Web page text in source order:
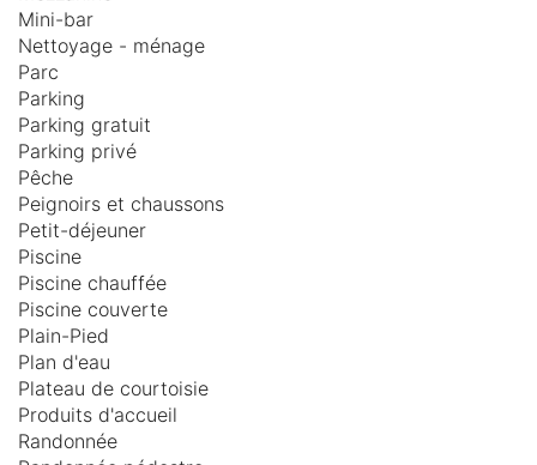
Mini-bar
Nettoyage - ménage
Parc
Parking
Parking gratuit
Parking privé
Pêche
Peignoirs et chaussons
Petit-déjeuner
Piscine
Piscine chauffée
Piscine couverte
Plain-Pied
Plan d'eau
Plateau de courtoisie
Produits d'accueil
Randonnée